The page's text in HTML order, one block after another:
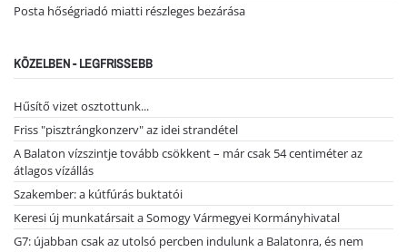
Posta hőségriadó miatti részleges bezárása
KÖZELBEN - LEGFRISSEBB
Hűsítő vizet osztottunk...
Friss "pisztrángkonzerv" az idei strandétel
A Balaton vízszintje tovább csökkent – már csak 54 centiméter az
átlagos vízállás
Szakember: a kútfúrás buktatói
Keresi új munkatársait a Somogy Vármegyei Kormányhivatal
G7: újabban csak az utolsó percben indulunk a Balatonra, és nem